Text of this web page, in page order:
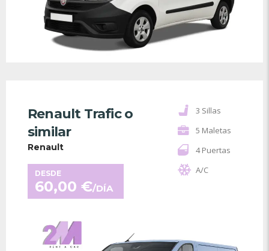
Renault Trafic o
similar
Renault
DESDE
60,00 €/DÍA
3 Sillas
5 Maletas
4 Puertas
A/C